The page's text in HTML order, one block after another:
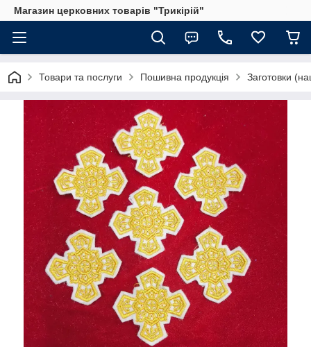
Магазин церковних товарів "Трикірій"
Товари та послуги Пошивна продукція Заготовки